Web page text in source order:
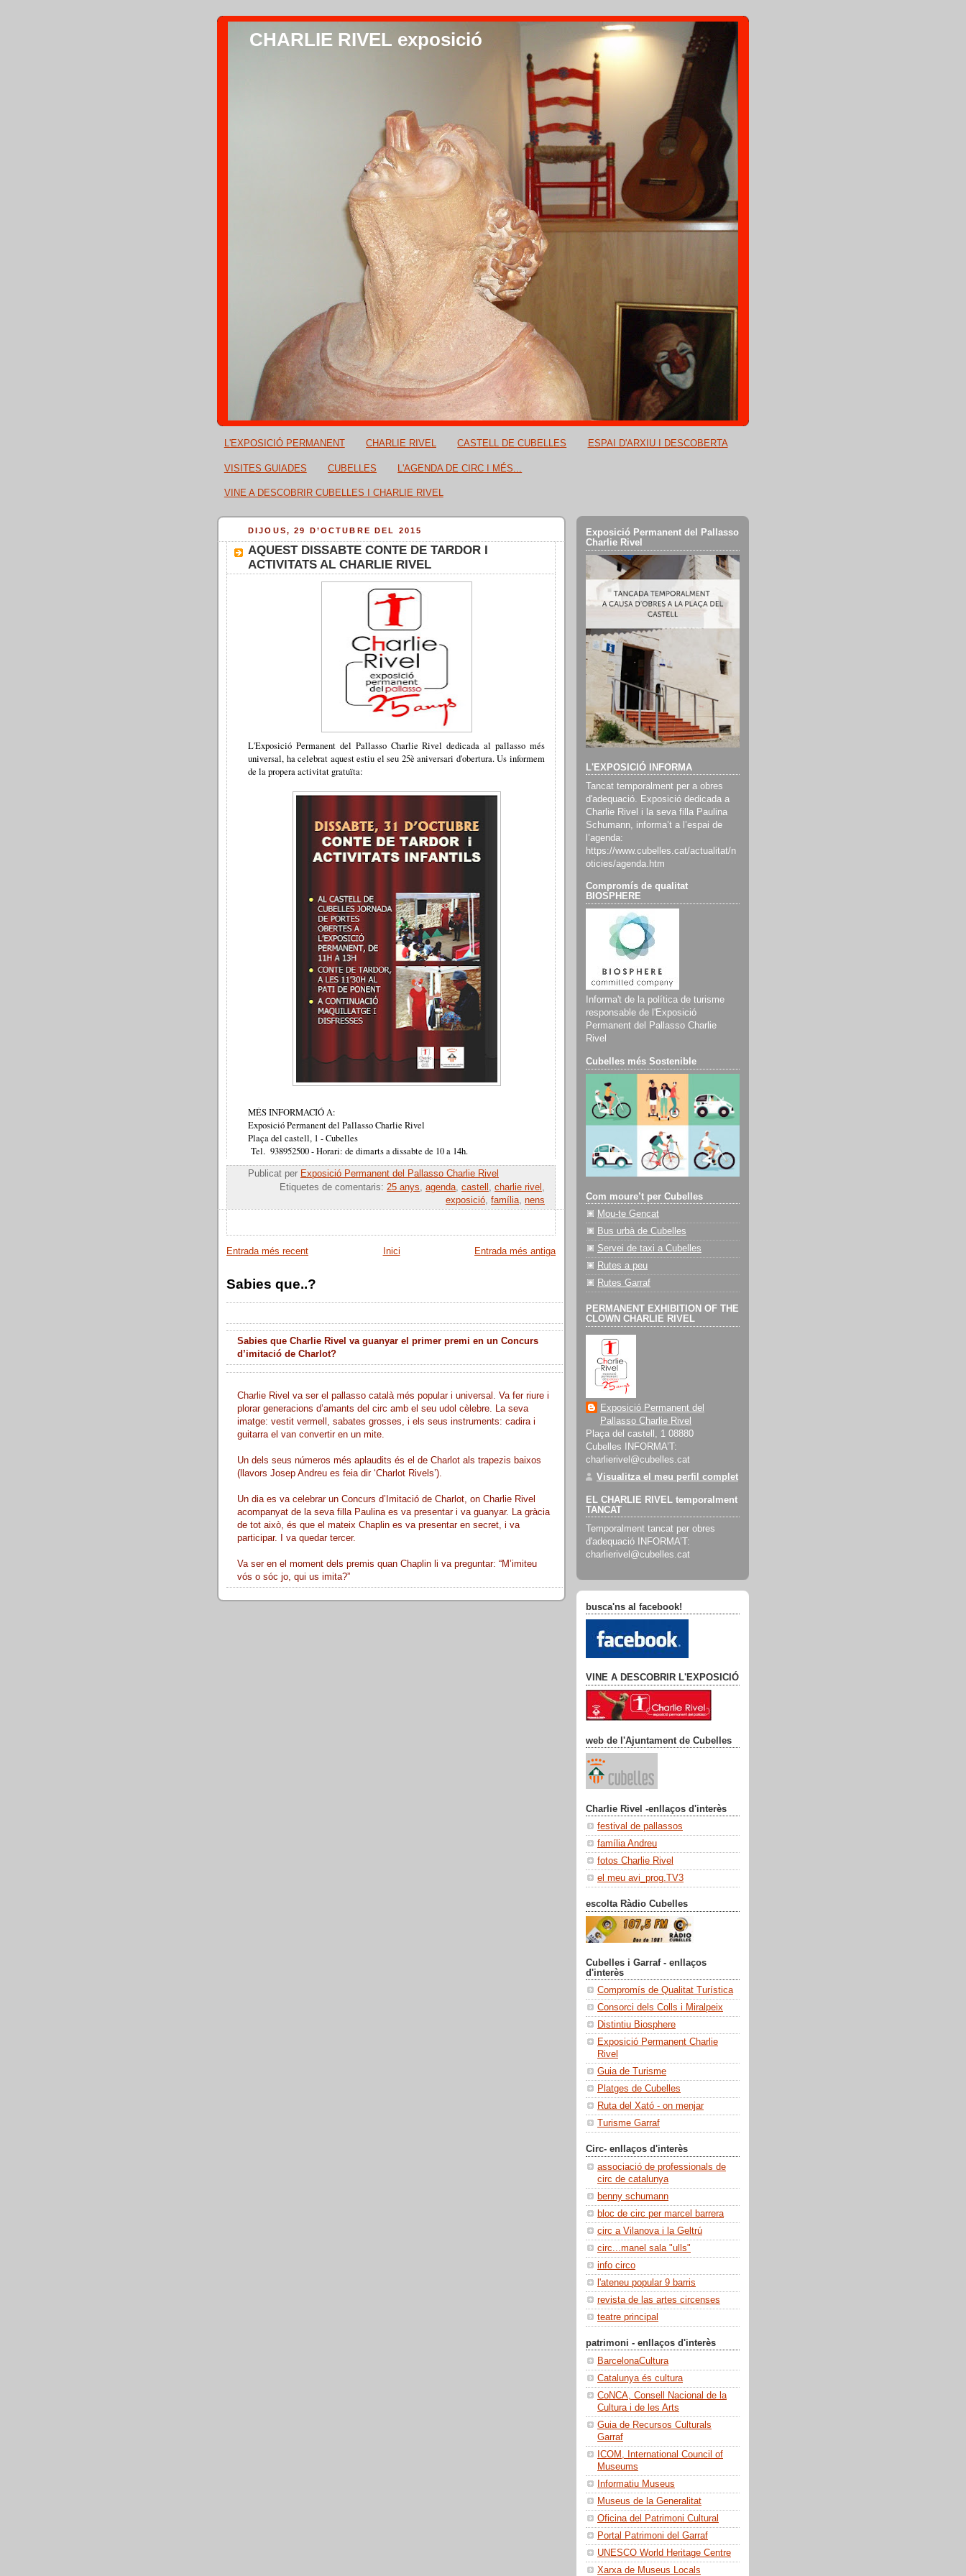
CHARLIE RIVEL exposició
L'EXPOSICIÓ PERMANENT CHARLIE RIVEL CASTELL DE CUBELLES ESPAI D'ARXIU I DESCOBERTA
VISITES GUIADES CUBELLES L'AGENDA DE CIRC I MÉS...
VINE A DESCOBRIR CUBELLES I CHARLIE RIVEL
DIJOUS, 29 D’OCTUBRE DEL 2015
AQUEST DISSABTE CONTE DE TARDOR I
ACTIVITATS AL CHARLIE RIVEL
L'Exposició Permanent del Pallasso Charlie Rivel dedicada al pallasso més
universal, ha celebrat aquest estiu el seu 25è aniversari d'obertura. Us informem
de la propera activitat gratuïta:
MÉS INFORMACIÓ A:
Exposició Permanent del Pallasso Charlie Rivel
Plaça del castell, 1 - Cubelles
Tel. 938952500 - Horari: de dimarts a dissabte de 10 a 14h.
Publicat per Exposició Permanent del Pallasso Charlie Rivel
Etiquetes de comentaris: 25 anys, agenda, castell , charlie rivel ,
exposició, família, nens
Entrada més recent Entrada més antiga
Inici
Sabies que..?
Sabies que Charlie Rivel va guanyar el primer premi en un Concurs
d’imitació de Charlot?
Charlie Rivel va ser el pallasso català més popular i universal. Va fer riure i
plorar generacions d’amants del circ amb el seu udol cèlebre. La seva
imatge: vestit vermell, sabates grosses, i els seus instruments: cadira i
guitarra el van convertir en un mite.
Un dels seus números més aplaudits és el de Charlot als trapezis baixos
(llavors Josep Andreu es feia dir ‘Charlot Rivels’).
Un dia es va celebrar un Concurs d’Imitació de Charlot, on Charlie Rivel
acompanyat de la seva filla Paulina es va presentar i va guanyar. La gràcia
de tot això, és que el mateix Chaplin es va presentar en secret, i va
participar. I va quedar tercer.
Va ser en el moment dels premis quan Chaplin li va preguntar: “M’imiteu
vós o sóc jo, qui us imita?”
Exposició Permanent del Pallasso
Charlie Rivel
L'EXPOSICIÓ INFORMA
Tancat temporalment per a obres
d'adequació. Exposició dedicada a
Charlie Rivel i la seva filla Paulina
Schumann, informa’t a l’espai de
l’agenda:
https://www.cubelles.cat/actualitat/n
oticies/agenda.htm
Compromís de qualitat
BIOSPHERE
Informa't de la política de turisme
responsable de l'Exposició
Permanent del Pallasso Charlie
Rivel
Cubelles més Sostenible
Com moure’t per Cubelles
Mou-te Gencat
Bus urbà de Cubelles
Servei de taxi a Cubelles
Rutes a peu
Rutes Garraf
PERMANENT EXHIBITION OF THE
CLOWN CHARLIE RIVEL
Exposició Permanent del
Pallasso Charlie Rivel
Plaça del castell, 1 08880
Cubelles INFORMA’T:
charlierivel@cubelles.cat
Visualitza el meu perfil complet
EL CHARLIE RIVEL temporalment
TANCAT
Temporalment tancat per obres
d'adequació INFORMA’T:
charlierivel@cubelles.cat
busca'ns al facebook!
VINE A DESCOBRIR L'EXPOSICIÓ
web de l'Ajuntament de Cubelles
Charlie Rivel -enllaços d'interès
festival de pallassos
família Andreu
fotos Charlie Rivel
el meu avi_prog.TV3
escolta Ràdio Cubelles
Cubelles i Garraf - enllaços
d'interès
Compromís de Qualitat Turística
Consorci dels Colls i Miralpeix
Distintiu Biosphere
Exposició Permanent Charlie
Rivel
Guia de Turisme
Platges de Cubelles
Ruta del Xató - on menjar
Turisme Garraf
Circ- enllaços d'interès
associació de professionals de
circ de catalunya
benny schumann
bloc de circ per marcel barrera
circ a Vilanova i la Geltrú
circ...manel sala "ulls"
info circo
l'ateneu popular 9 barris
revista de las artes circenses
teatre principal
patrimoni - enllaços d'interès
BarcelonaCultura
Catalunya és cultura
CoNCA, Consell Nacional de la
Cultura i de les Arts
Guia de Recursos Culturals
Garraf
ICOM, International Council of
Museums
Informatiu Museus
Museus de la Generalitat
Oficina del Patrimoni Cultural
Portal Patrimoni del Garraf
UNESCO World Heritage Centre
Xarxa de Museus Locals